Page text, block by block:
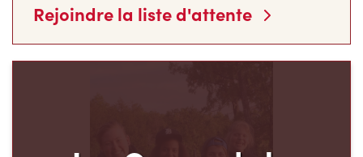
Rejoindre la liste d'attente